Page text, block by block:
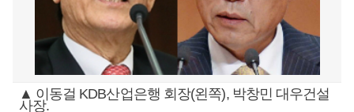
▲ 이동걸 KDB산업은행 회장(왼쪽), 박창민 대우건설
사장.